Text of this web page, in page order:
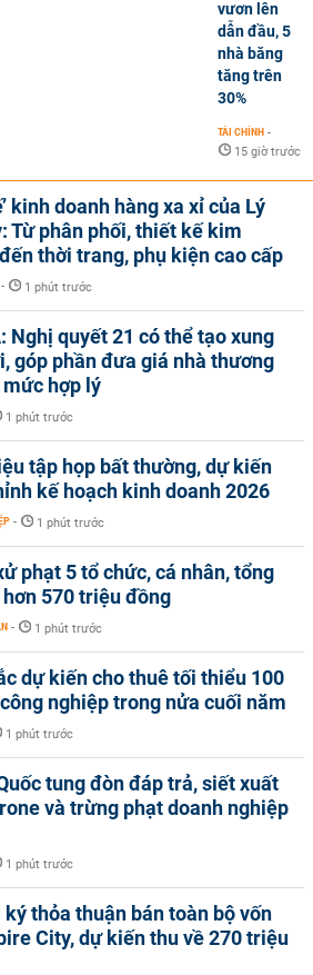
vươn lên
dẫn đầu, 5
nhà băng
tăng trên
30%
TÀI CHÍNH -
15 giờ trước
kinh doanh hàng xa xỉ của Lý
Từ phân phối, thiết kế kim
thời trang, phụ kiện cao cấp
- 1 phút trước
Nghị quyết 21 có thể tạo xung
góp phần đưa giá nhà thương
hợp lý
1 phút trước
tập họp bất thường, dự kiến
kế hoạch kinh doanh 2026
- 1 phút trước
phạt 5 tổ chức, cá nhân, tổng
570 triệu đồng
- 1 phút trước
dự kiến cho thuê tối thiểu 100
nghiệp trong nửa cuối năm
1 phút trước
tung đòn đáp trả, siết xuất
và trừng phạt doanh nghiệp
1 phút trước
ký thỏa thuận bán toàn bộ vốn
City, dự kiến thu về 270 triệu